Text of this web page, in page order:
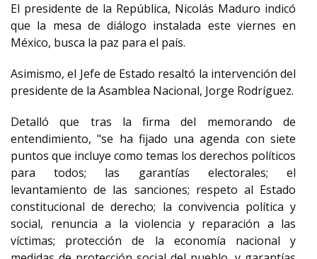
El presidente de la República, Nicolás Maduro indicó
que la mesa de diálogo instalada este viernes en
México, busca la paz para el país.
Asimismo, el Jefe de Estado resaltó la intervención del
presidente de la Asamblea Nacional, Jorge Rodríguez.
Detalló que tras la firma del memorando de
entendimiento, "se ha fijado una agenda con siete
puntos que incluye como temas los derechos políticos
para todos; las garantías electorales; el
levantamiento de las sanciones; respeto al Estado
constitucional de derecho; la convivencia política y
social, renuncia a la violencia y reparación a las
víctimas; protección de la economía nacional y